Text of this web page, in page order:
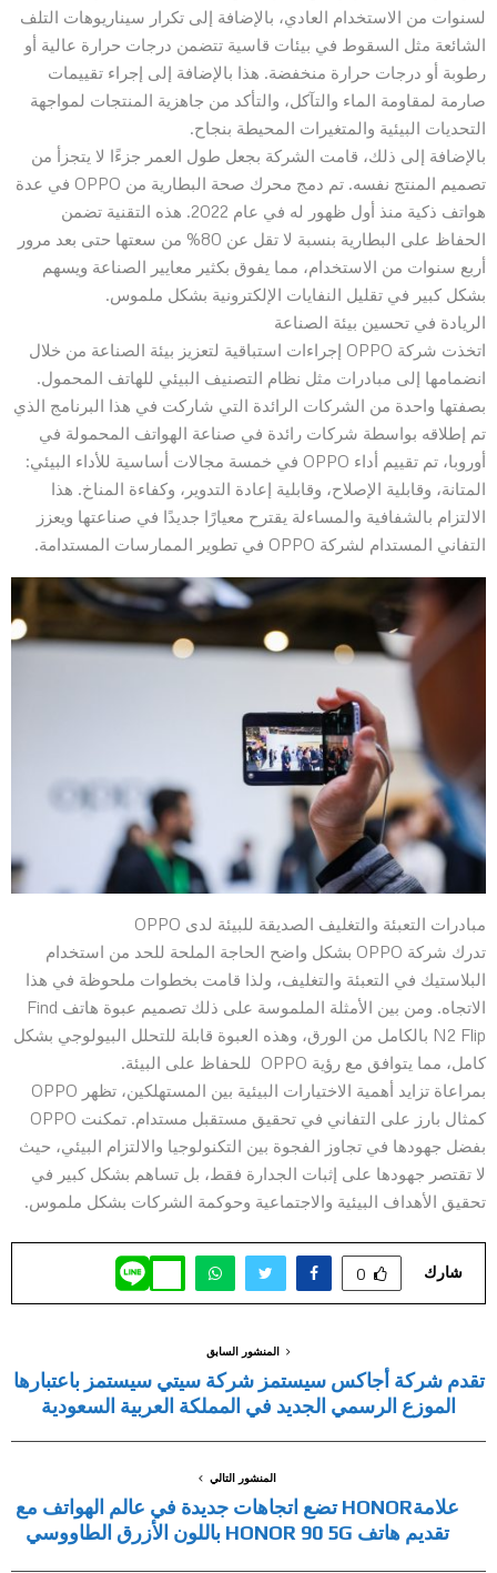
لسنوات من الاستخدام العادي، بالإضافة إلى تكرار سيناريوهات التلف
الشائعة مثل السقوط في بيئات قاسية تتضمن درجات حرارة عالية أو
رطوبة أو درجات حرارة منخفضة. هذا بالإضافة إلى إجراء تقييمات
صارمة لمقاومة الماء والتآكل، والتأكد من جاهزية المنتجات لمواجهة
التحديات البيئية والمتغيرات المحيطة بنجاح.
بالإضافة إلى ذلك، قامت الشركة بجعل طول العمر جزءًا لا يتجزأ من
تصميم المنتج نفسه. تم دمج محرك صحة البطارية من OPPO في عدة
هواتف ذكية منذ أول ظهور له في عام 2022. هذه التقنية تضمن
الحفاظ على البطارية بنسبة لا تقل عن 80% من سعتها حتى بعد مرور
أربع سنوات من الاستخدام، مما يفوق بكثير معايير الصناعة ويسهم
بشكل كبير في تقليل النفايات الإلكترونية بشكل ملموس.
الريادة في تحسين بيئة الصناعة
اتخذت شركة OPPO إجراءات استباقية لتعزيز بيئة الصناعة من خلال
انضمامها إلى مبادرات مثل نظام التصنيف البيئي للهاتف المحمول.
بصفتها واحدة من الشركات الرائدة التي شاركت في هذا البرنامج الذي
تم إطلاقه بواسطة شركات رائدة في صناعة الهواتف المحمولة في
أوروبا، تم تقييم أداء OPPO في خمسة مجالات أساسية للأداء البيئي:
المتانة، وقابلية الإصلاح، وقابلية إعادة التدوير، وكفاءة المناخ. هذا
الالتزام بالشفافية والمساءلة يقترح معيارًا جديدًا في صناعتها ويعزز
التفاني المستدام لشركة OPPO في تطوير الممارسات المستدامة.
مبادرات التعبئة والتغليف الصديقة للبيئة لدى OPPO
تدرك شركة OPPO بشكل واضح الحاجة الملحة للحد من استخدام
البلاستيك في التعبئة والتغليف، ولذا قامت بخطوات ملحوظة في هذا
الاتجاه. ومن بين الأمثلة الملموسة على ذلك تصميم عبوة هاتف Find
N2 Flip بالكامل من الورق، وهذه العبوة قابلة للتحلل البيولوجي بشكل
كامل، مما يتوافق مع رؤية OPPO للحفاظ على البيئة.
بمراعاة تزايد أهمية الاختيارات البيئية بين المستهلكين، تظهر OPPO
كمثال بارز على التفاني في تحقيق مستقبل مستدام. تمكنت OPPO
بفضل جهودها في تجاوز الفجوة بين التكنولوجيا والالتزام البيئي، حيث
لا تقتصر جهودها على إثبات الجدارة فقط، بل تساهم بشكل كبير في
تحقيق الأهداف البيئية والاجتماعية وحوكمة الشركات بشكل ملموس.
شارك 0
المنشور السابق
تقدم شركة أجاكس سيستمز شركة سيتي سيستمز باعتبارها
الموزع الرسمي الجديد في المملكة العربية السعودية
المنشور التالي
علامةHONOR تضع اتجاهات جديدة في عالم الهواتف مع
تقديم هاتف HONOR 90 5G باللون الأزرق الطاووسي